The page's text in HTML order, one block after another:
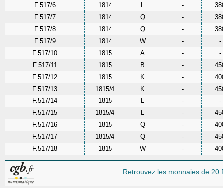
F.517/6
1814 L -
F.517/7
1814 Q -
F.517/8
1814 Q -
F.517/9
1814 W -
-
F.517/10
1815 A -
-
F.517/11
1815 B -
F.517/12
1815 K -
F.517/13
1815/4 K -
F.517/14
1815 L -
-
F.517/15
1815/4 L -
F.517/16
1815 Q -
F.517/17
1815/4 Q -
F.517/18
1815 W -
Retrouvez les monnaies de 20